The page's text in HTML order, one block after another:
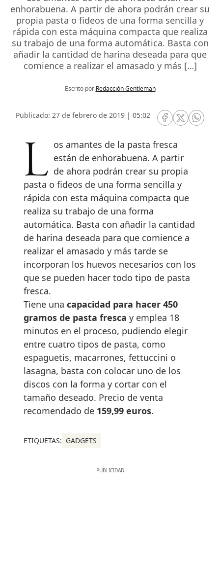
enhorabuena. A partir de ahora podrán crear su
propia pasta o fideos de una forma sencilla y
rápida con esta máquina compacta que realiza
su trabajo de una forma automática. Basta con
añadir la cantidad de harina deseada para que
comience a realizar el amasado y más […]
Escrito por Redacción Gentleman
Publicado: 27 de febrero de 2019 | 05:02
RRSS Facebook
RRSSRRSS
Los amantes de la pasta fresca están de enhorabuena. A partir
de ahora podrán crear su propia
pasta o fideos de una forma sencilla y
rápida con esta máquina compacta que
realiza su trabajo de una forma
automática. Basta con añadir la cantidad
de harina deseada para que comience a
realizar el amasado y más tarde se
incorporan los huevos necesarios con los
que se pueden hacer todo tipo de pasta
fresca.
Tiene una capacidad para hacer 450
gramos de pasta fresca y emplea 18
minutos en el proceso, pudiendo elegir
entre cuatro tipos de pasta, como
espaguetis, macarrones, fettuccini o
lasagna, basta con colocar uno de los
discos con la forma y cortar con el
tamaño deseado. Precio de venta
recomendado de 159,99 euros.
ETIQUETAS: GADGETS